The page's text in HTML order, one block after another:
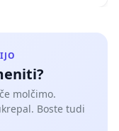
molčimo.
Boste tudi